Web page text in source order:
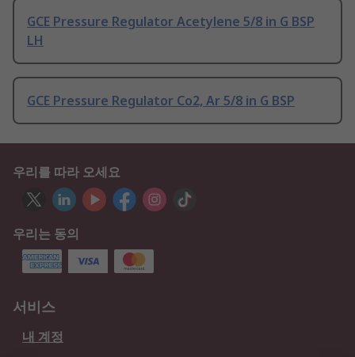
GCE Pressure Regulator Acetylene 5/8 in G BSP
LH
GCE Pressure Regulator Co2, Ar 5/8 in G BSP
우리를 따라 오세요
우리는 동의
서비스
내 계정